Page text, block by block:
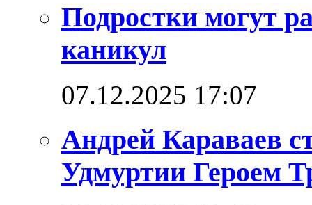
Подростки могут
каникул
07.12.2025 17:07
Андрей Караваев
Удмуртии Героем